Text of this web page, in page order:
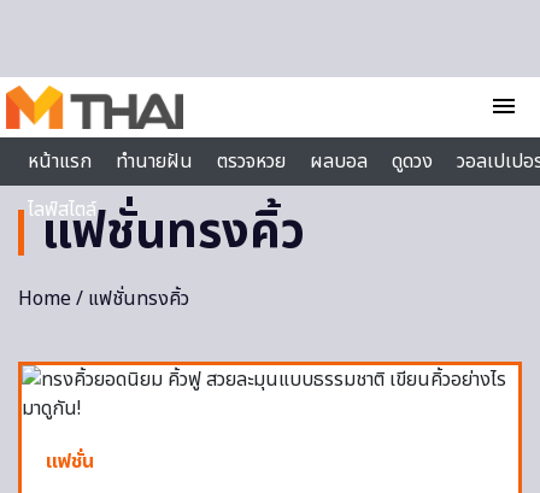
menu
หน้าแรก
ทำนายฝัน ตรวจหวย ผลบอล ดูดวง
วอลเปเป
ไลฟ์สไตล์
แฟชั่นทรงคิ้ว
Home/ แฟชั่นทรงคิ้ว
แฟชั่น